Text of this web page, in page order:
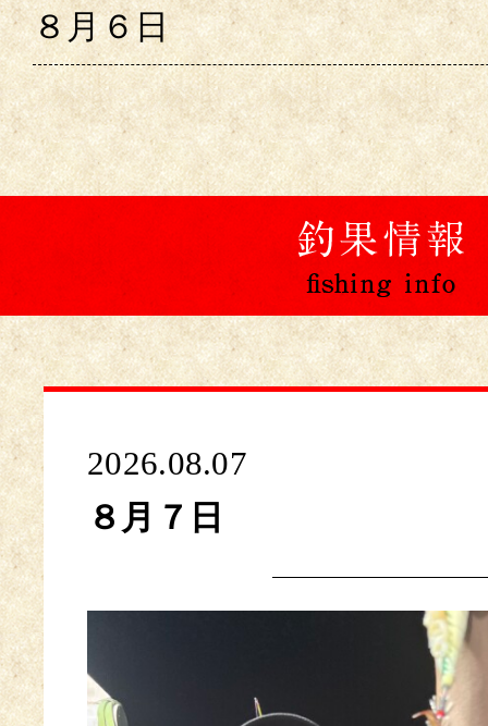
８月６日
2026.08.07
８月７日